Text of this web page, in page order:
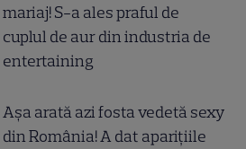
mariaj! S-a ales praful de
cuplul de aur din industria de
entertaining
Așa arată azi fosta vedetă sexy
din România! A dat aparițiile